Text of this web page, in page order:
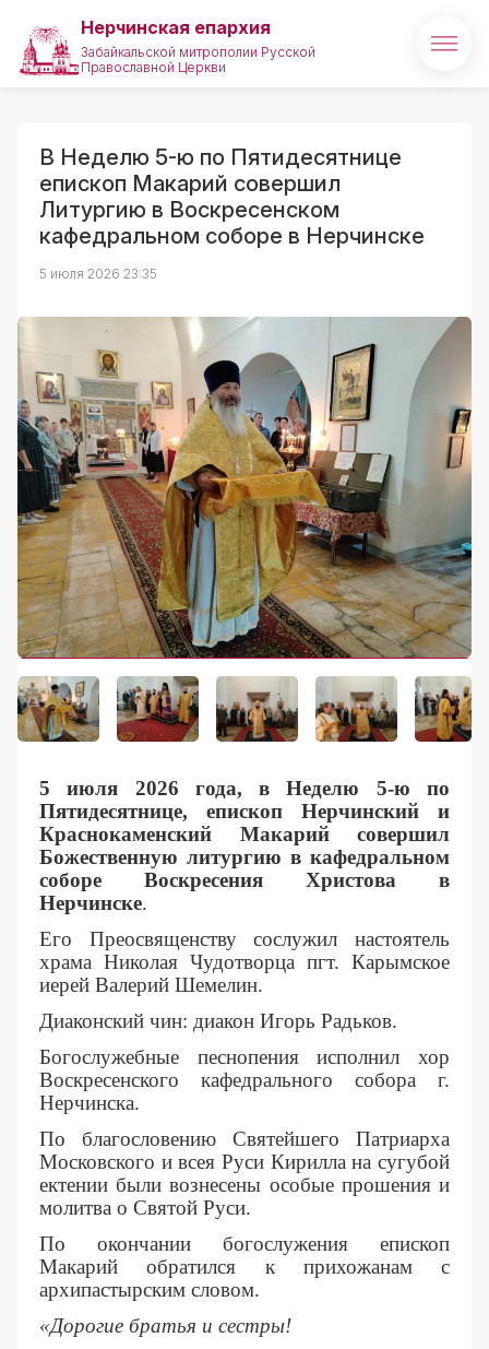
Нерчинская епархия
Забайкальской митрополии Русской
Православной Церкви
Архипастырь
Новости
Проекты
Святые и святыни
Полезные ссылки
Контакты
В Неделю 5-ю по Пятидесятнице
епископ Макарий совершил
Литургию в Воскресенском
кафедральном соборе в Нерчинске
5 июля 2026 23:35
5 июля 2026 года, в Неделю 5-ю по
Пятидесятнице, епископ Нерчинский и
Краснокаменский Макарий совершил
Божественную литургию в кафедральном
соборе Воскресения Христова в
Нерчинске.
Его Преосвященству сослужил настоятель
храма Николая Чудотворца пгт. Карымское
иерей Валерий Шемелин.
Диаконский чин: диакон Игорь Радьков.
Богослужебные песнопения исполнил хор
Воскресенского кафедрального собора г.
Нерчинска.
По благословению Святейшего Патриарха
Московского и всея Руси Кирилла на сугубой
ектении были вознесены особые прошения и
молитва о Святой Руси.
По окончании богослужения епископ
Макарий обратился к прихожанам с
архипастырским словом.
«Дорогие братья и сестры!